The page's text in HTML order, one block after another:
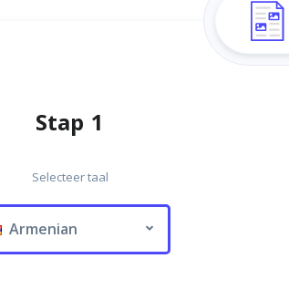
Stap 1
Selecteer taal
Armenian